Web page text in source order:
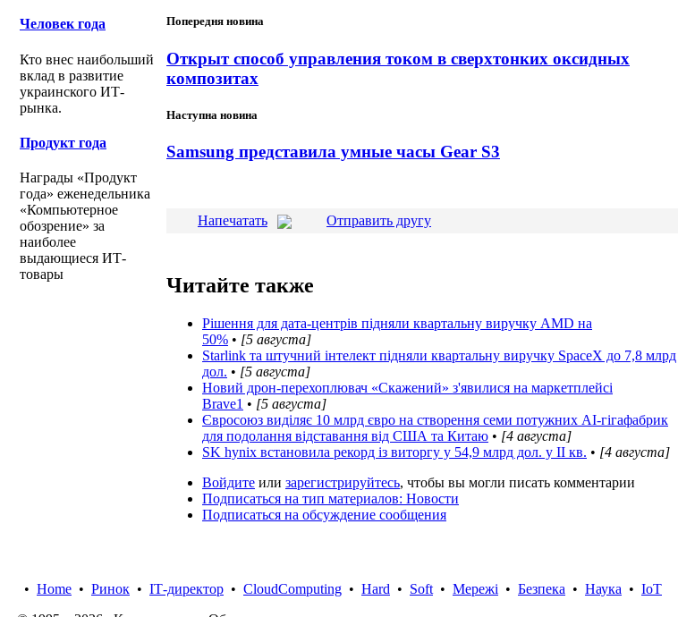
Человек года
Кто внес наибольший
вклад в развитие
украинского ИТ-
рынка.
Продукт года
Награды «Продукт
года» еженедельника
«Компьютерное
обозрение» за
наиболее
выдающиеся ИТ-
товары
Попередня новина
Открыт способ управления током в сверхтонких оксидных
композитах
Наступна новина
Samsung представила умные часы Gear S3
Напечатать Отправить другу
Читайте также
Рішення для дата-центрів підняли квартальну виручку AMD на
50% • [5 августа]
Starlink та штучний інтелект підняли квартальну виручку SpaceX до 7,8 млрд
дол. • [5 августа]
Новий дрон-перехоплювач «Скажений» з'явилися на маркетплейсі
Brave1 • [5 августа]
Євросоюз виділяє 10 млрд євро на створення семи потужних AI-гігафабрик
для подолання відставання від США та Китаю • [4 августа]
SK hynix встановила рекорд із виторгу у 54,9 млрд дол. у ІІ кв. • [4 августа]
Войдите или зарегистрируйтесь, чтобы вы могли писать комментарии
Подписаться на тип материалов: Новости
Подписаться на обсуждение сообщения
• Home • Ринок • IТ-директор • CloudComputing • Hard • Soft • Мережі • Безпека • Наука • IoT